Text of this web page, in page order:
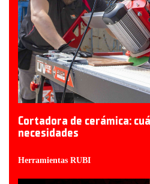
Cortadora de cerámica:
necesidades
Herramientas RUBI